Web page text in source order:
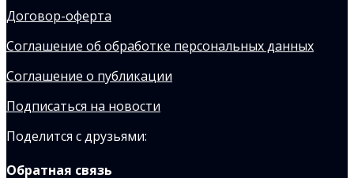
Договор-оферта
Соглашение об обработке персональных данных
Соглашение о публикации
Подписаться на новости
Поделится с друзьями:
Обратная связь